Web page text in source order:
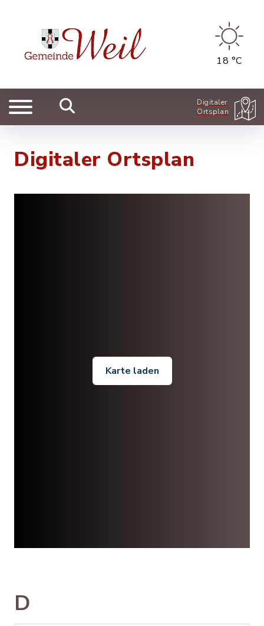
18 °C
Digitaler
Ortsplan
Digitaler Ortsplan
Karte laden
D